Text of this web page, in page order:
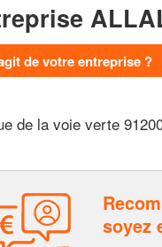
de votre entreprise ?
de la voie verte
soyez